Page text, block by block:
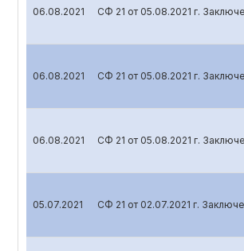
06.08.2021 СФ 21 от 05.08.2021 г.
06.08.2021 СФ 21 от 05.08.2021 г.
06.08.2021 СФ 21 от 05.08.2021 г.
05.07.2021 СФ 21 от 02.07.2021 г.